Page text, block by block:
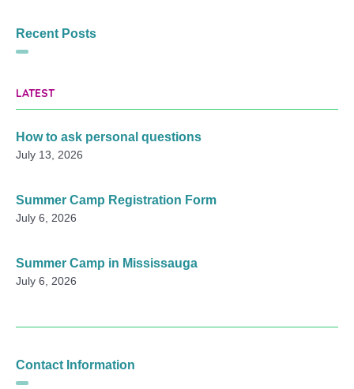
Recent Posts
LATEST
How to ask personal questions
July 13, 2026
Summer Camp Registration Form
July 6, 2026
Summer Camp in Mississauga
July 6, 2026
Contact Information